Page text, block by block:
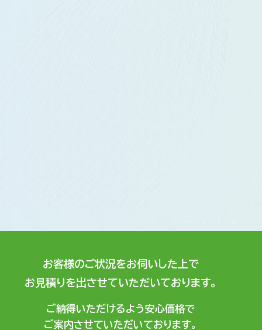
お客様のご状況をお伺いした上で
お見積りを出させていただいております。
ご納得いただけるよう安心価格で
ご案内させていただいております。